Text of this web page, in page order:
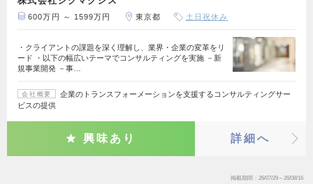
600万円 ～ 1599万円 東京都 土日祝休み
・クライアントの課題を深く理解し、業界・企業の変革をリ
ード ・以下の幅広いテーマでコンサルティングを実施 －新
規事業開発 －事…
会社概要
企業のトランスフォーメーションを支援するコンサルティングサー
ビスの提供
興味あり 詳細へ
掲載期間 26/07/29～26/08/16